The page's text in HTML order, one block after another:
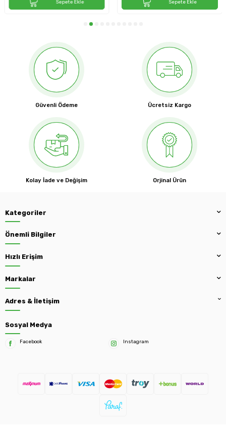
Sepete Ekle Sepete Ekle
Güvenli Ödeme Ücretsiz Kargo
Kolay İade ve Değişim Orjinal Ürün
Kategoriler
Önemli Bilgiler
Hızlı Erişim
Markalar
Adres & İletişim
Sosyal Medya
Facebook Instagram